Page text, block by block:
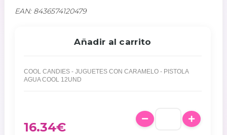
EAN: 8436574120479
Añadir al carrito
COOL CANDIES - JUGUETES CON CARAMELO - PISTOLA
AGUA COOL 12UND
16.34€